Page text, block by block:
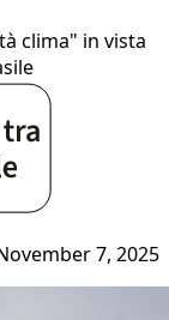
clima" in vista
7, 2025